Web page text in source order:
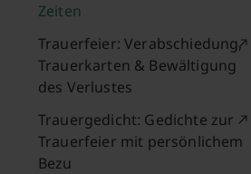
Zeiten
Trauerfeier: Verabschiedung,
Trauerkarten & Bewältigung
des Verlustes
Trauergedicht: Gedichte zur
Trauerfeier mit persönlichem
Bezu